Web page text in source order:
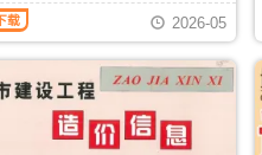
2026-05